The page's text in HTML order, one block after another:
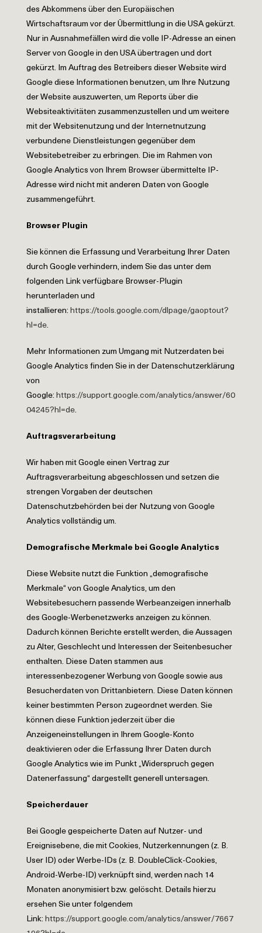
des Abkommens über den Europäischen
Wirtschaftsraum vor der Übermittlung in die USA gekürzt.
Nur in Ausnahmefällen wird die volle IP-Adresse an einen
Server von Google in den USA übertragen und dort
gekürzt. Im Auftrag des Betreibers dieser Website wird
Google diese Informationen benutzen, um Ihre Nutzung
der Website auszuwerten, um Reports über die
Websiteaktivitäten zusammenzustellen und um weitere
mit der Websitenutzung und der Internetnutzung
verbundene Dienstleistungen gegenüber dem
Websitebetreiber zu erbringen. Die im Rahmen von
Google Analytics von Ihrem Browser übermittelte IP-
Adresse wird nicht mit anderen Daten von Google
zusammengeführt.
Browser Plugin
Sie können die Erfassung und Verarbeitung Ihrer Daten
durch Google verhindern, indem Sie das unter dem
folgenden Link verfügbare Browser-Plugin
herunterladen und
installieren: https://tools.google.com/dlpage/gaoptout?
hl=de.
Mehr Informationen zum Umgang mit Nutzerdaten bei
Google Analytics finden Sie in der Datenschutzerklärung
von
Google: https://support.google.com/analytics/answer/60
04245?hl=de.
Auftragsverarbeitung
Wir haben mit Google einen Vertrag zur
Auftragsverarbeitung abgeschlossen und setzen die
strengen Vorgaben der deutschen
Datenschutzbehörden bei der Nutzung von Google
Analytics vollständig um.
Demografische Merkmale bei Google Analytics
Diese Website nutzt die Funktion „demografische
Merkmale“ von Google Analytics, um den
Websitebesuchern passende Werbeanzeigen innerhalb
des Google-Werbenetzwerks anzeigen zu können.
Dadurch können Berichte erstellt werden, die Aussagen
zu Alter, Geschlecht und Interessen der Seitenbesucher
enthalten. Diese Daten stammen aus
interessenbezogener Werbung von Google sowie aus
Besucherdaten von Drittanbietern. Diese Daten können
keiner bestimmten Person zugeordnet werden. Sie
können diese Funktion jederzeit über die
Anzeigeneinstellungen in Ihrem Google-Konto
deaktivieren oder die Erfassung Ihrer Daten durch
Google Analytics wie im Punkt „Widerspruch gegen
Datenerfassung“ dargestellt generell untersagen.
Speicherdauer
Bei Google gespeicherte Daten auf Nutzer- und
Ereignisebene, die mit Cookies, Nutzerkennungen (z. B.
User ID) oder Werbe-IDs (z. B. DoubleClick-Cookies,
Android-Werbe-ID) verknüpft sind, werden nach 14
Monaten anonymisiert bzw. gelöscht. Details hierzu
ersehen Sie unter folgendem
Link: https://support.google.com/analytics/answer/7667